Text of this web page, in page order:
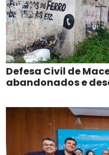
Defesa Civil de
abandonados e